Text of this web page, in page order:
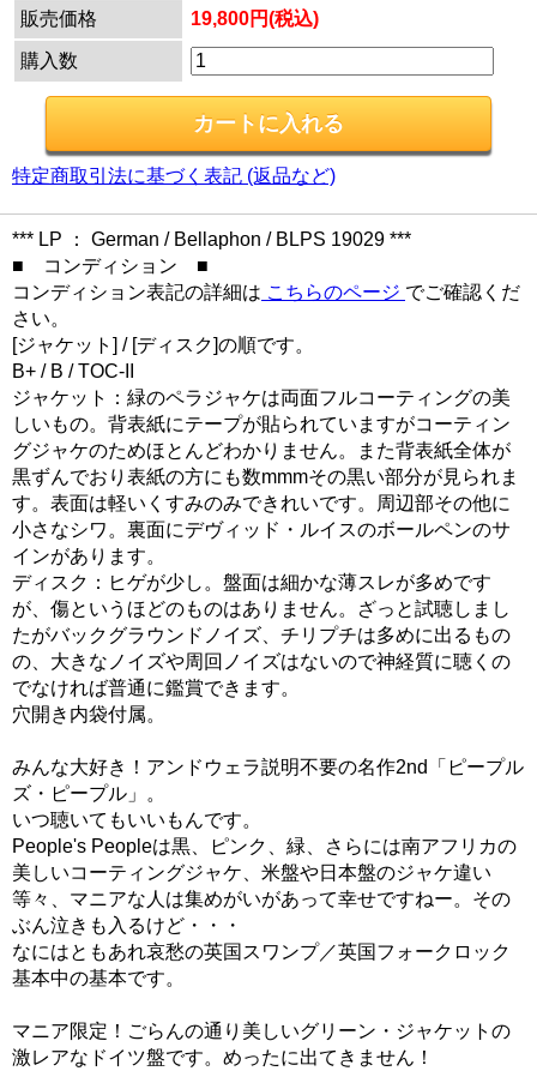
販売価格
19,800円(税込)
購入数
特定商取引法に基づく表記 (返品など)
*** LP ： German / Bellaphon / BLPS 19029 ***
■ コンディション ■
コンディション表記の詳細は こちらのページ でご確認くだ
さい。
[ジャケット] / [ディスク]の順です。
B+ / B / TOC-II
ジャケット：緑のペラジャケは両面フルコーティングの美
しいもの。背表紙にテープが貼られていますがコーティン
グジャケのためほとんどわかりません。また背表紙全体が
黒ずんでおり表紙の方にも数mmmその黒い部分が見られま
す。表面は軽いくすみのみできれいです。周辺部その他に
小さなシワ。裏面にデヴィッド・ルイスのボールペンのサ
インがあります。
ディスク：ヒゲが少し。盤面は細かな薄スレが多めです
が、傷というほどのものはありません。ざっと試聴しまし
たがバックグラウンドノイズ、チリプチは多めに出るもの
の、大きなノイズや周回ノイズはないので神経質に聴くの
でなければ普通に鑑賞できます。
穴開き内袋付属。
みんな大好き！アンドウェラ説明不要の名作2nd「ピープル
ズ・ピープル」。
いつ聴いてもいいもんです。
People's Peopleは黒、ピンク、緑、さらには南アフリカの
美しいコーティングジャケ、米盤や日本盤のジャケ違い
等々、マニアな人は集めがいがあって幸せですねー。その
ぶん泣きも入るけど・・・
なにはともあれ哀愁の英国スワンプ／英国フォークロック
基本中の基本です。
マニア限定！ごらんの通り美しいグリーン・ジャケットの
激レアなドイツ盤です。めったに出てきません！